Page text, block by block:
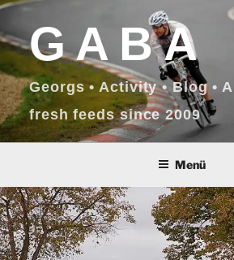
Zum
Inhalt
springenGABA
Georgs • Activity • Blog •
fresh feeds since 2009
Menü